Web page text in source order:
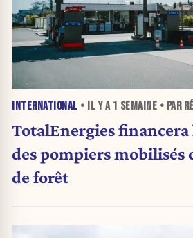
INTERNATIONAL • IL Y A 1 SEMAINE • PAR
TotalEnergies
des pompiers mobilisés
de forêt